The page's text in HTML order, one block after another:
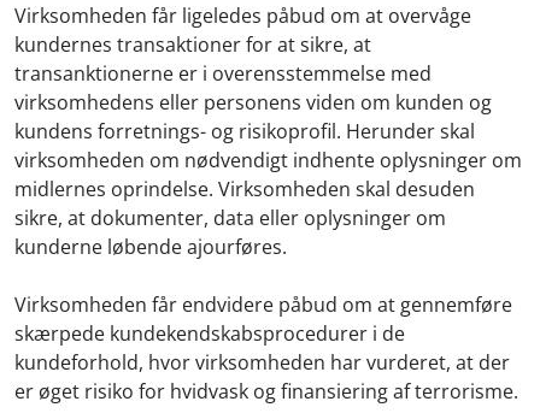
Virksomheden får ligeledes påbud om at overvåge
kundernes transaktioner for at sikre, at
transanktionerne er i overensstemmelse med
virksomhedens eller personens viden om kunden og
kundens forretnings- og risikoprofil. Herunder skal
virksomheden om nødvendigt indhente oplysninger om
midlernes oprindelse. Virksomheden skal desuden
sikre, at dokumenter, data eller oplysninger om
kunderne løbende ajourføres.
Virksomheden får endvidere påbud om at gennemføre
skærpede kundekendskabsprocedurer i de
kundeforhold, hvor virksomheden har vurderet, at der
er øget risiko for hvidvask og finansiering af terrorisme.